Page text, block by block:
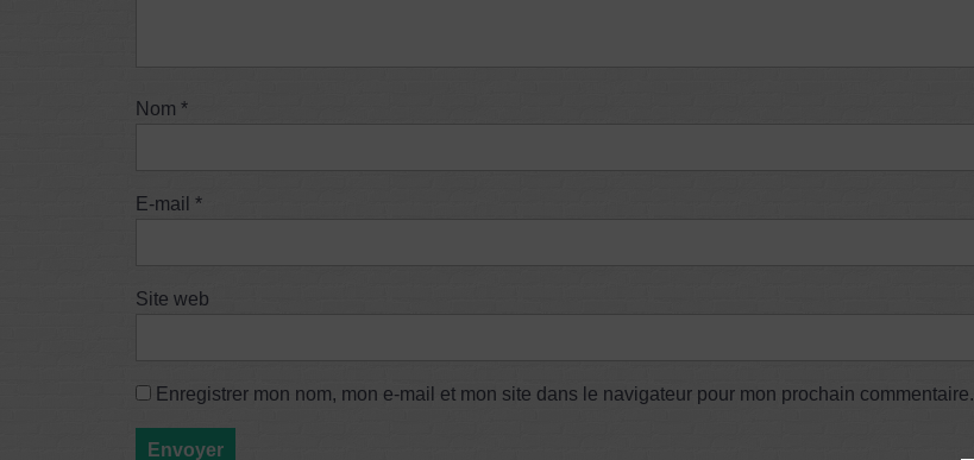
Nom *
E-mail *
Site web
Enregistrer mon nom, mon e-mail et mon site dans le navigateur pour mon prochain commentaire.